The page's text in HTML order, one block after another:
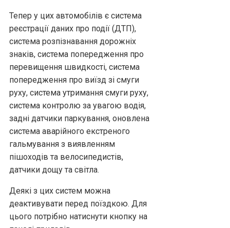
Тепер у цих автомобілів є система
реєстрації даних про події (ДТП),
система розпізнавання дорожніх
знаків, система попередження про
перевищення швидкості, система
попередження про виїзд зі смуги
руху, система утримання смуги руху,
система контролю за увагою водія,
задні датчики паркування, оновлена
система аварійного екстреного
гальмування з виявленням
пішоходів та велосипедистів,
датчики дощу та світла.
Деякі з цих систем можна
деактивувати перед поїздкою. Для
цього потрібно натиснути кнопку на